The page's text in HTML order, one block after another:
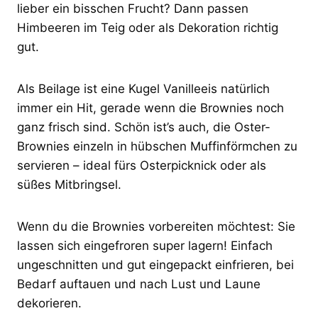
lieber ein bisschen Frucht? Dann passen
Himbeeren im Teig oder als Dekoration richtig
gut.
Als Beilage ist eine Kugel Vanilleeis natürlich
immer ein Hit, gerade wenn die Brownies noch
ganz frisch sind. Schön ist’s auch, die Oster-
Brownies einzeln in hübschen Muffinförmchen zu
servieren – ideal fürs Osterpicknick oder als
süßes Mitbringsel.
Wenn du die Brownies vorbereiten möchtest: Sie
lassen sich eingefroren super lagern! Einfach
ungeschnitten und gut eingepackt einfrieren, bei
Bedarf auftauen und nach Lust und Laune
dekorieren.